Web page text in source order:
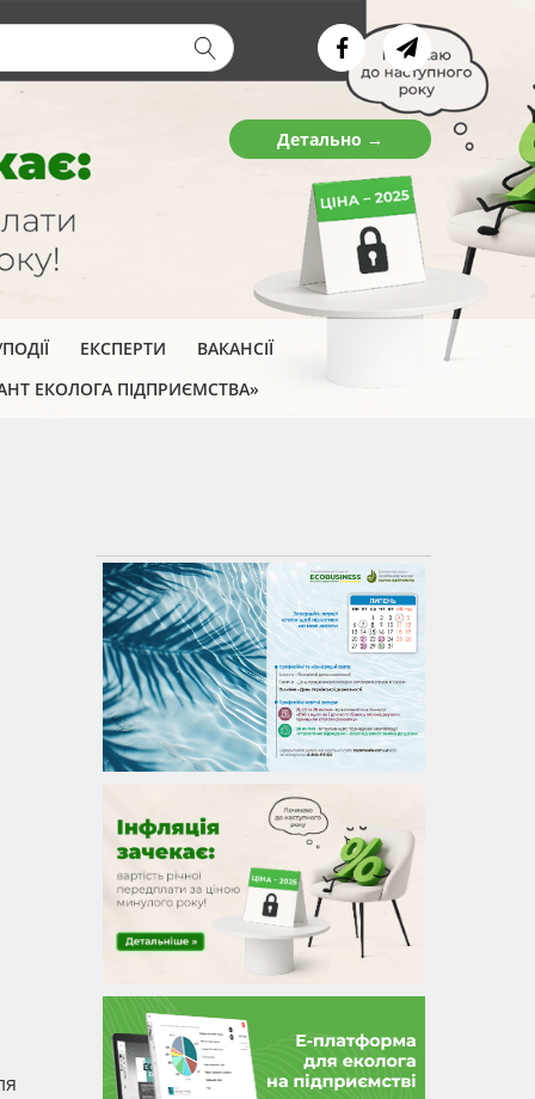
Детально →
форма
ЕКСПЕРТИ
ВАКАНСІЇ
ЕКОЛОГА ПІДПРИЄМСТВА»